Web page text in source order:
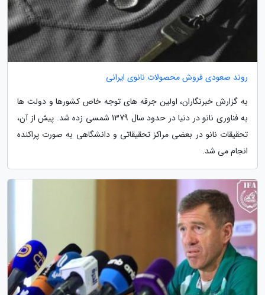
روند صعودی فروش محصولات نانوی ایرانی
به گزارش خبرنگاران، اولین جرقه های توجه خاص کشورها و دولت ها
به فناوری نانو در دنیا در حدود سال 1379 شمسی زده شد. پیش از آن،
تحقیقات نانو در بعضی مراکز تحقیقاتی و دانشگاهی به صورت پراکنده
انجام می شد.